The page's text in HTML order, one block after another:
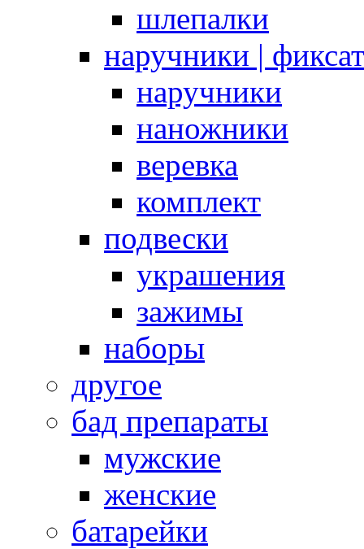
шлепалки
наручники |
наручники
наножники
веревка
комплект
подвески
украшения
зажимы
наборы
другое
бад препараты
мужские
женские
батарейки